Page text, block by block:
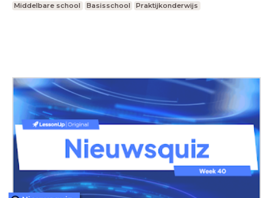
Middelbare school
Basisschool Praktijkonderwijs